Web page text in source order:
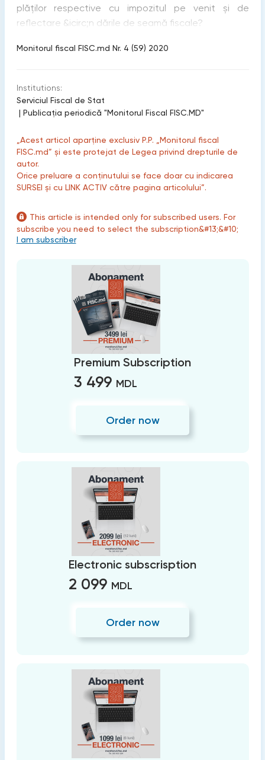
plăților respective cu impozitul pe venit și de
reflectare &icirc;n dările de seamă fiscale?
Monitorul fiscal FISC.md Nr. 4 (59) 2020
Institutions:
Serviciul Fiscal de Stat
| Publicaţia periodică "Monitorul Fiscal FISC.MD"
„Acest articol aparține exclusiv P.P. „Monitorul fiscal
FISC.md” și este protejat de Legea privind drepturile de
autor.
Orice preluare a conținutului se face doar cu indicarea
SURSEI și cu LINK ACTIV către pagina articolului”.
This article is intended only for subscribed users. For
subscribe you need to select the subscription&#13;&#10;
I am subscriber
Premium Subscription
3 499 MDL
Order now
Electronic subscrisption
2 099 MDL
Order now